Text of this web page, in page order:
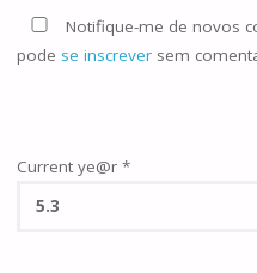
Notifique-me de novos
pode se inscreversem
Current ye@r *